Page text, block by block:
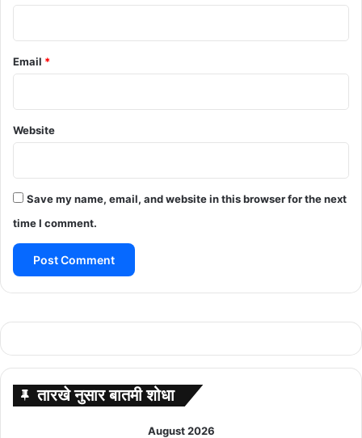
Email *
Website
Save my name, email, and website in this browser for the next
time I comment.
तारखे नुसार बातमी शोधा
August 2026